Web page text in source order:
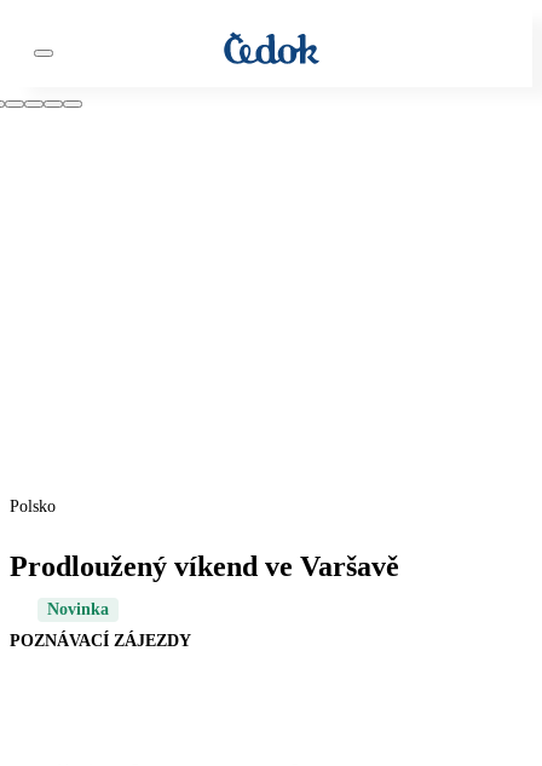
Polsko
Prodloužený víkend ve Varšavě
Novinka
POZNÁVACÍ ZÁJEZDY